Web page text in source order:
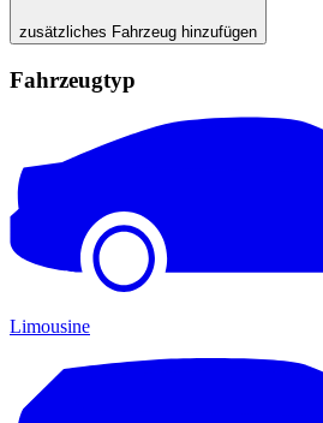
zusätzliches Fahrzeug hinzufügen
Fahrzeugtyp
Limousine